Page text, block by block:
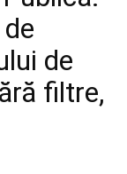
de
filtre,